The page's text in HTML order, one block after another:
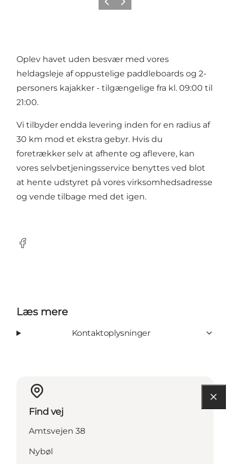
ForrigeNæste
Oplev havet uden besvær med vores
heldagsleje af oppustelige paddleboards og 2-
personers kajakker - tilgængelige fra kl. 09:00 til
21:00.
Vi tilbyder endda levering inden for en radius af
30 km mod et ekstra gebyr. Hvis du
foretrækker selv at afhente og aflevere, kan
vores selvbetjeningsservice benyttes ved blot
at hente udstyret på vores virksomhedsadresse
og vende tilbage med det igen.
Facebook
Læs mere
Kontaktoplysninger
Find vej
Amtsvejen 38
Nybøl